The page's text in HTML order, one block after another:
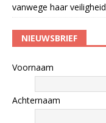
vanwege haar veiligheid
NIEUWSBRIEF
Voornaam
Achternaam